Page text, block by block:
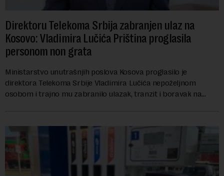
Direktoru Telekoma Srbija zabranjen ulaz na
Kosovo: Vladimira Lučića Priština proglasila
personom non grata
Ministarstvo unutrašnjih poslova Kosova proglasilo je
direktora Telekoma Srbije Vladimira Lučića nepoželjnom
osobom i trajno mu zabranilo ulazak, tranzit i boravak na